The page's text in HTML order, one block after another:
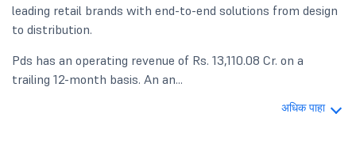
leading retail brands with end-to-end solutions from design
to distribution.
Pds has an operating revenue of Rs. 13,110.08 Cr. on a
trailing 12-month basis. An an...
अधिक पाहा